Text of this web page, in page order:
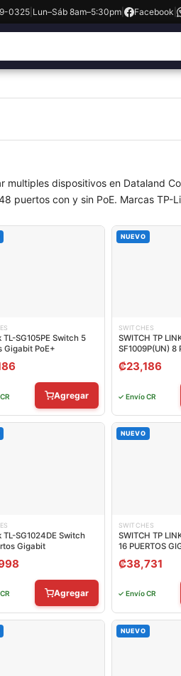
0325 Lun–Sáb 8am–5:30pm Facebook
multiples dispositivos en Dataland
puertos con y sin PoE. Marcas
TL-SG105PE Switch 5
Gigabit PoE+
Agregar
NUEVO
SWITCHES
SWITCH TP
SF1009P(UN) 8
POE+ / 1
MBPS NO
₡23,186
✓ Envío CR
TL-SG1024DE Switch
Gigabit
Agregar
NUEVO
SWITCHES
SWITCH TP
16 PUERTOS
10/100/1000
MANAGED
₡38,731
✓ Envío CR
NUEVO